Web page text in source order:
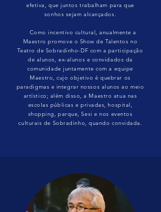
efetiva, que juntos trabalham para que
sonhos sejam alcançados.
Como incentivo cultural, anualmente a
Maestro promove o Show de Talentos no
Teatro de Sobradinho-DF com a participação
de alunos, ex-alunos e convidados da
comunidade juntamente com a equipe
Maestro, cujo objetivo é quebrar os
paradigmas e integrar nossos alunos ao meio
artístico; além disso, a Maestro atua nas
escolas públicas e privadas, hospital,
shopping, parque, Sesi e nos eventos
culturais de Sobradinho, quando convidada.